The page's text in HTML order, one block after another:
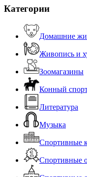
Категории
Домашние
Живопись и
Зоомагазины
Конный
Литература
Музыка
Спортивные
Спортивные